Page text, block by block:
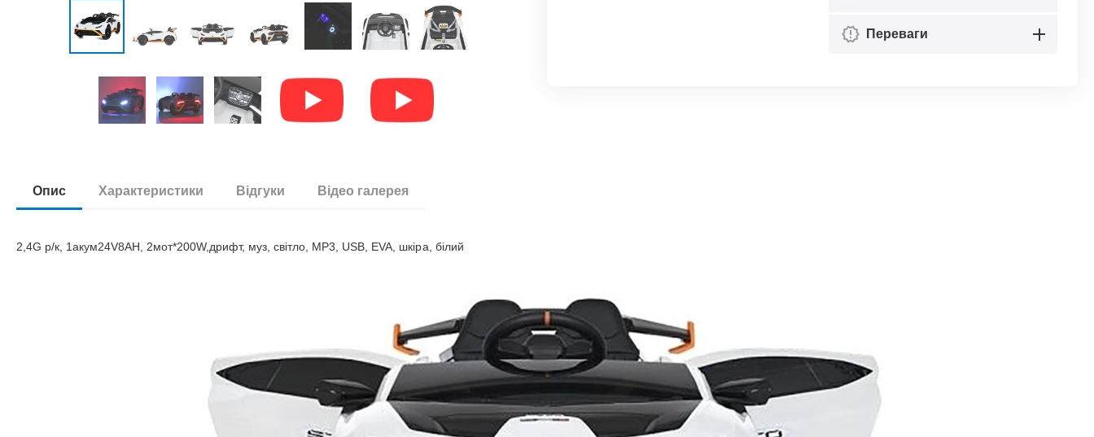
Переваги
Опис Характеристики Відгуки Відео галерея
2,4G р/к, 1акум24V8AH, 2мот*200W,дрифт, муз, свiтло, MP3, USB, EVA, шкiра, бiлий